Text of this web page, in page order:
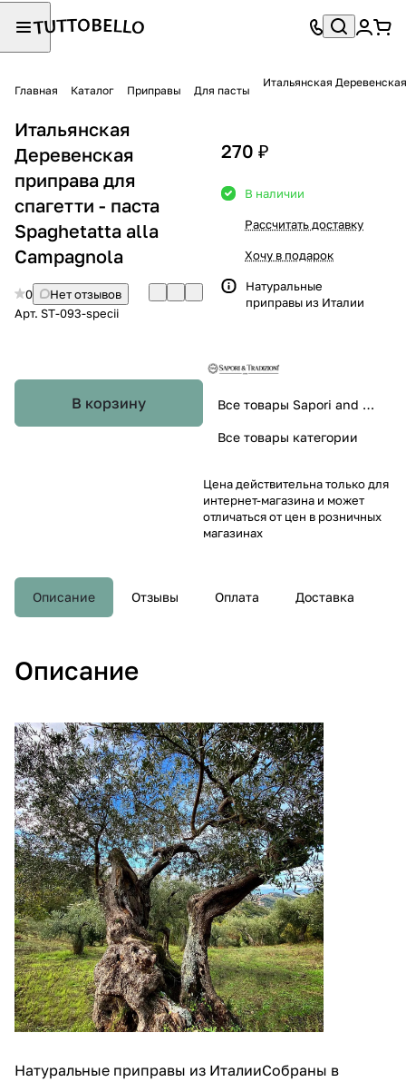
Главная Каталог Приправы Для пасты
Итальянская
Итальянская
Деревенская
приправа для
спагетти - паста
Spaghetatta alla
Campagnola
0
Нет отзывов
Арт. ST-093-specii
В корзину
270 ₽
В наличии
Рассчитать доставку
Хочу в подарок
Натуральные
приправы из Италии
Все товары Sapori and Tradizioni
Все товары категории
Цена действительна только для
интернет-магазина и может
отличаться от цен в розничных
магазинах
Описание Отзывы Оплата Доставка
Описание
Натуральные приправы из ИталииСобраны в